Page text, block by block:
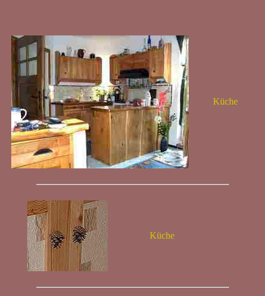
Küche
Küche